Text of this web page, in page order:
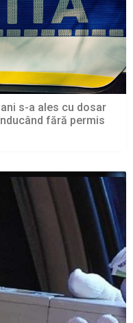
s-a ales cu dosar
fără permis